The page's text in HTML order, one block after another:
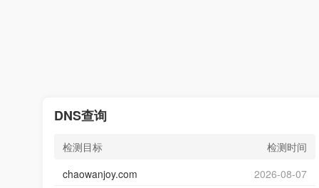
DNS查询
检测目标
检测时间
chaowanjoy.com
2026-08-07